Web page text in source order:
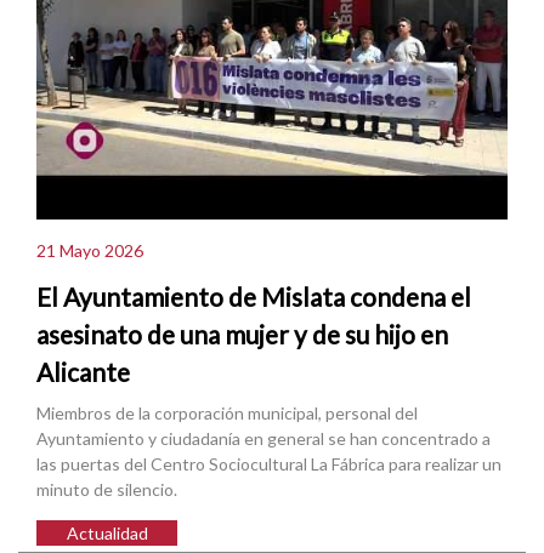
21 Mayo 2026
El Ayuntamiento de Mislata condena el
asesinato de una mujer y de su hijo en
Alicante
Miembros de la corporación municipal, personal del
Ayuntamiento y ciudadanía en general se han concentrado a
las puertas del Centro Sociocultural La Fábrica para realizar un
minuto de silencio.
Actualidad